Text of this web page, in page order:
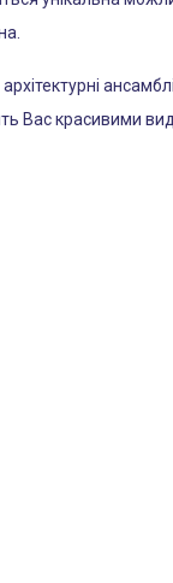
Вас красивими